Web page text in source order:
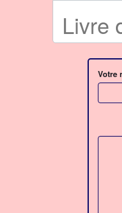
Livre
Votre